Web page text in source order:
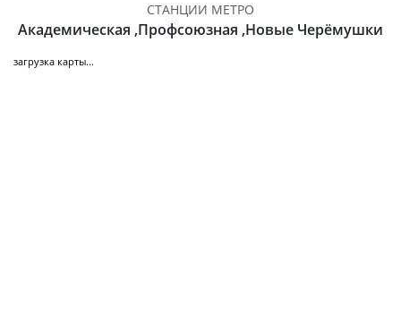
СТАНЦИИ МЕТРО
Академическая ,Профсоюзная ,Новые Черёмушки
загрузка карты...